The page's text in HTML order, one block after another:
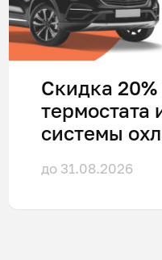
Скидка
термостата
системы
до 31.08.2026